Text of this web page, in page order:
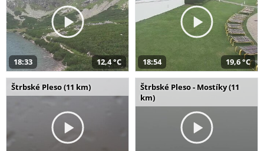
18:33 12,4 °C 18:54 19,6 °C
Štrbské Pleso (11 km)
Štrbské Pleso - Mostíky (11
km)